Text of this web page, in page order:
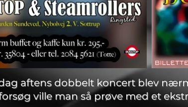
aftens dobbelt koncert blev
ville man så prøve med et